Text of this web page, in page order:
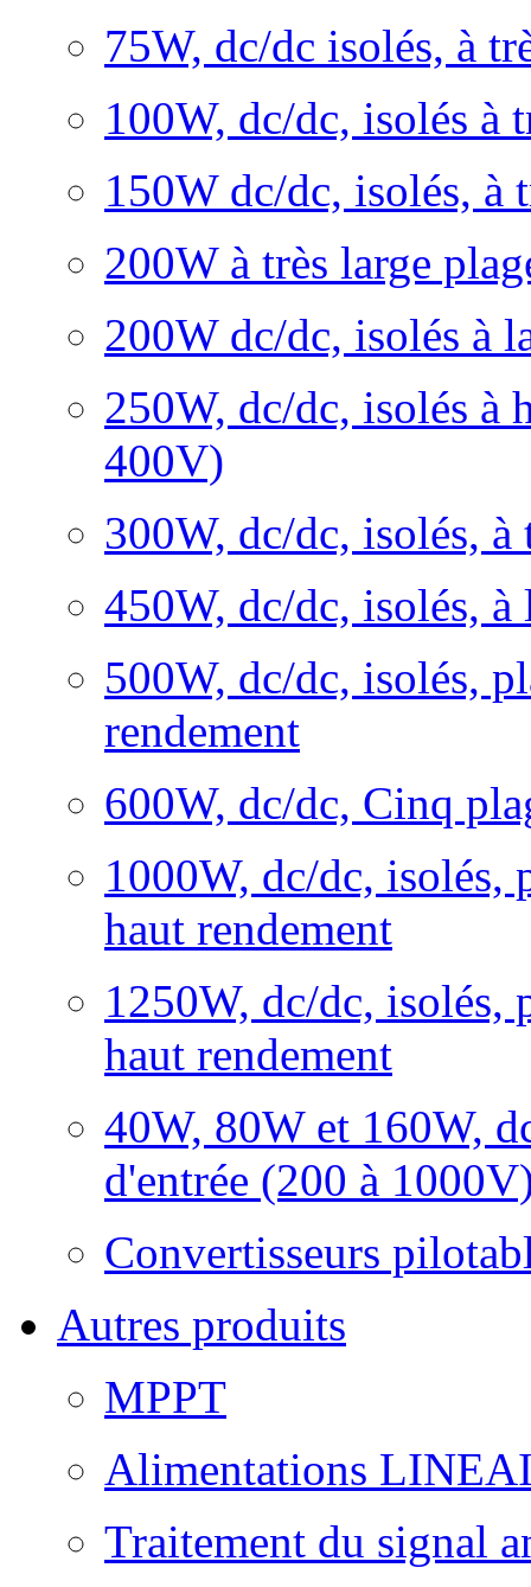
75W, dc/dc isolés, à
100W, dc/dc, isolés à
150W dc/dc, isolés, à
200W à très large
200W dc/dc, isolés à
250W, dc/dc, isolés à
400V)
300W, dc/dc, isolés, à
450W, dc/dc, isolés,
500W, dc/dc, isolés,
rendement
600W, dc/dc, Cinq
1000W, dc/dc, isolés,
haut rendement
1250W, dc/dc, isolés,
haut rendement
40W, 80W et 160W,
d'entrée (200 à
Convertisseurs
Autres produits
MPPT
Alimentations
Traitement du signal